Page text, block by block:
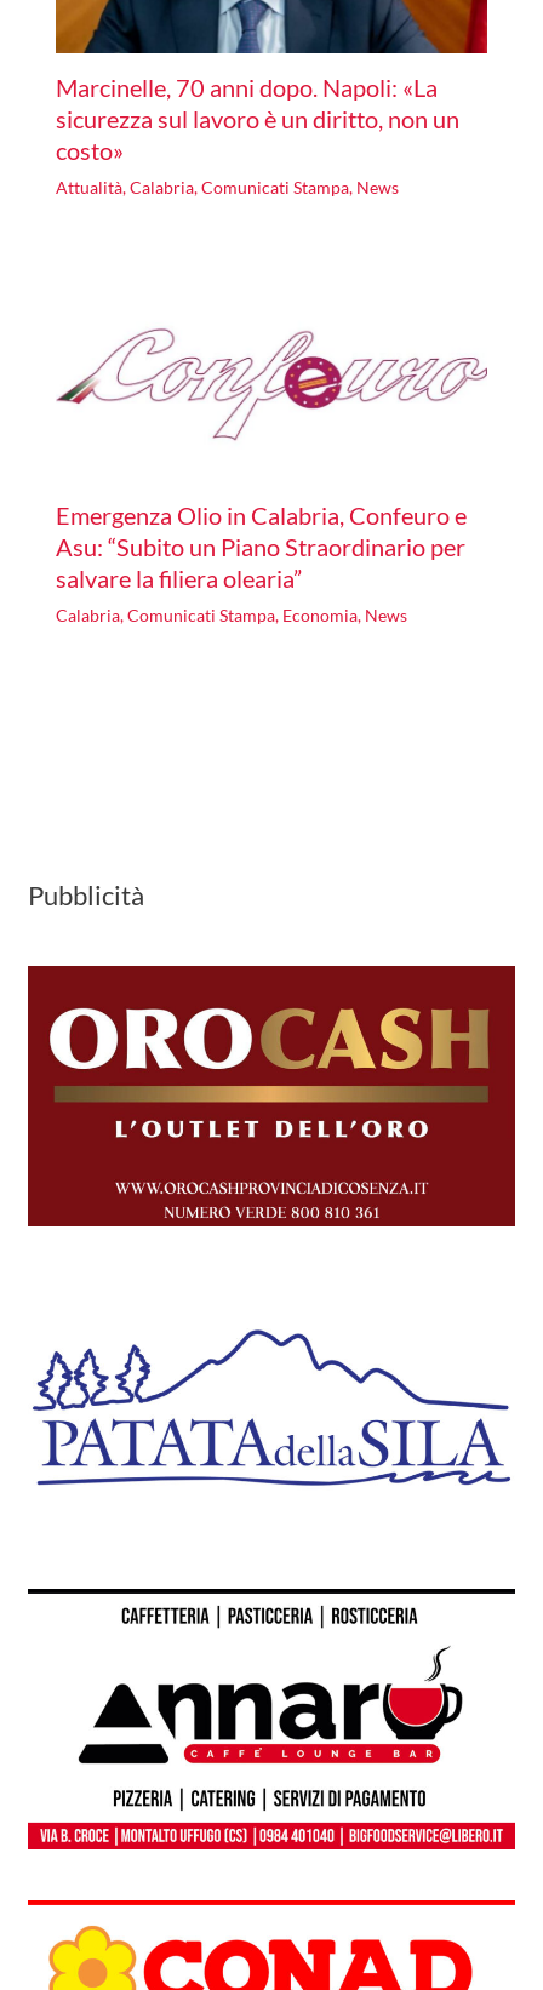
Marcinelle, 70 anni dopo. Napoli: «La
sicurezza sul lavoro è un diritto, non un
costo»
Attualità,Calabria,Comunicati Stampa, News
Emergenza Olio in Calabria, Confeuro e
Asu: “Subito un Piano Straordinario per
salvare la filiera olearia”
Calabria,Comunicati Stampa, Economia, News
Pubblicità